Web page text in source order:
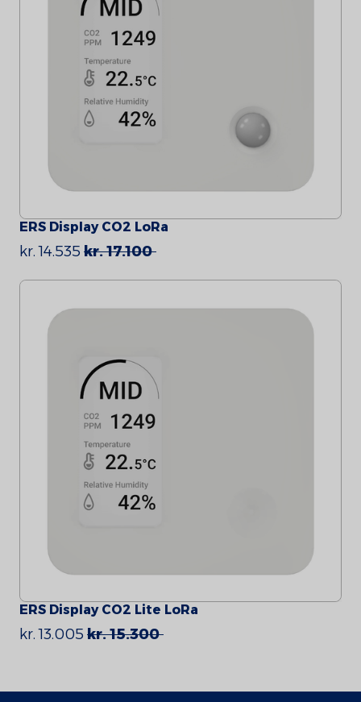
ERS Display CO2 LoRa
kr. 14.535 kr. 17.100
ERS Display CO2 Lite LoRa
kr. 13.005 kr. 15.300